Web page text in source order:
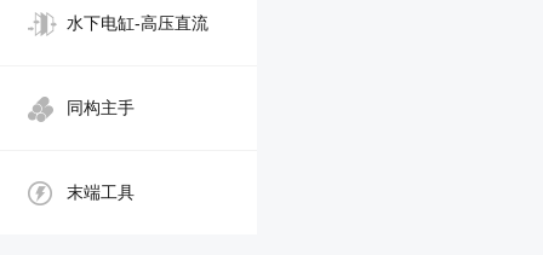
水下电缸-高压直流
同构主手
末端工具